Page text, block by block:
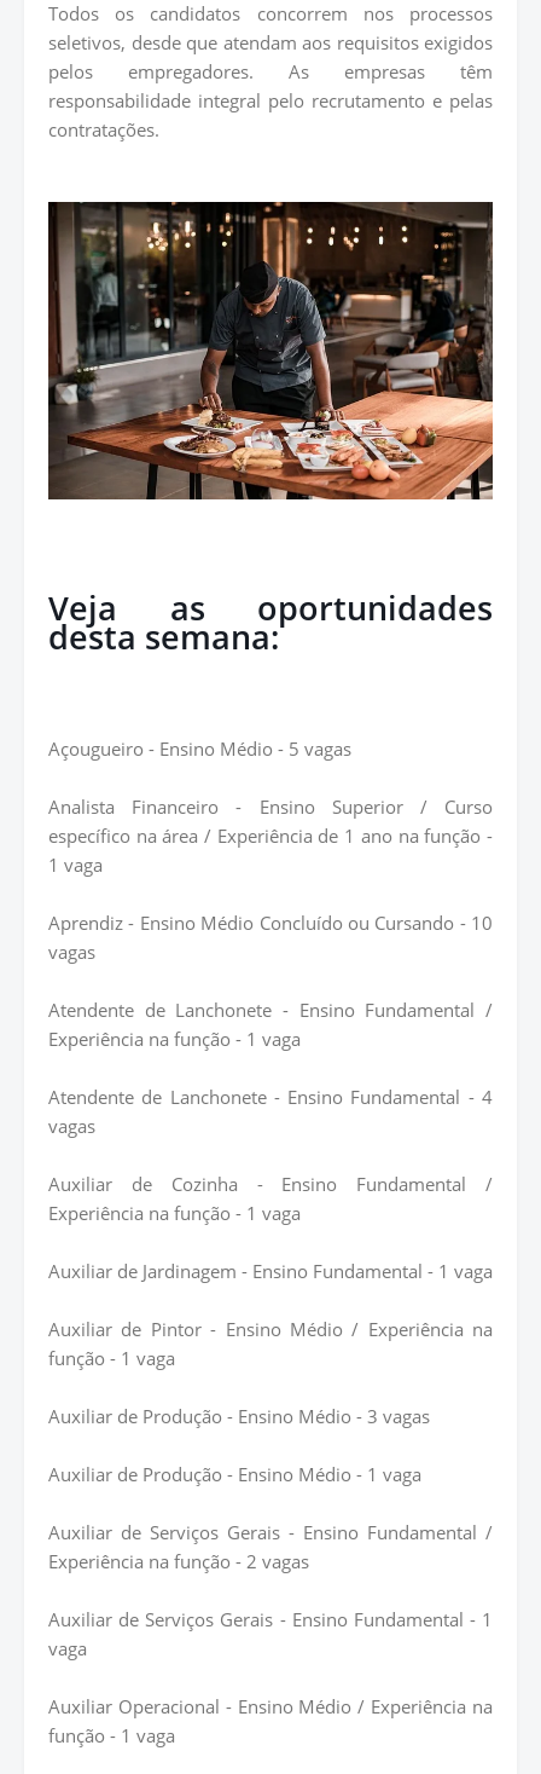
Todos os candidatos concorrem nos processos
seletivos, desde que atendam aos requisitos exigidos
pelos empregadores. As empresas têm
responsabilidade integral pelo recrutamento e pelas
contratações.
Veja as oportunidades
desta semana:
Açougueiro - Ensino Médio - 5 vagas
Analista Financeiro - Ensino Superior / Curso
específico na área / Experiência de 1 ano na função -
1 vaga
Aprendiz - Ensino Médio Concluído ou Cursando - 10
vagas
Atendente de Lanchonete - Ensino Fundamental /
Experiência na função - 1 vaga
Atendente de Lanchonete - Ensino Fundamental - 4
vagas
Auxiliar de Cozinha - Ensino Fundamental /
Experiência na função - 1 vaga
Auxiliar de Jardinagem - Ensino Fundamental - 1 vaga
Auxiliar de Pintor - Ensino Médio / Experiência na
função - 1 vaga
Auxiliar de Produção - Ensino Médio - 3 vagas
Auxiliar de Produção - Ensino Médio - 1 vaga
Auxiliar de Serviços Gerais - Ensino Fundamental /
Experiência na função - 2 vagas
Auxiliar de Serviços Gerais - Ensino Fundamental - 1
vaga
Auxiliar Operacional - Ensino Médio / Experiência na
função - 1 vaga